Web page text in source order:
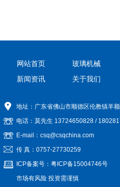
网站首页 玻璃机械
新闻资讯
关于我们
地址：广东省佛山市顺德区伦教镇羊
电话：莫先生 13724650828/
E-mail：csq@csqchina.com
传 真：0757-27730259
ICP备案号： 粤ICP备15004746号
市场有风险 投资需谨慎